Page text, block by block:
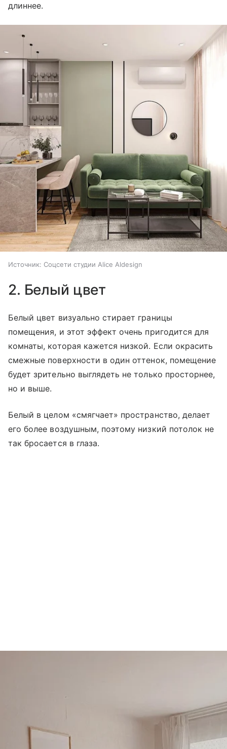
длиннее.
Источник: Соцсети студии Alice Aldesign
2. Белый цвет
Белый цвет визуально стирает границы
помещения, и этот эффект очень пригодится для
комнаты, которая кажется низкой. Если окрасить
смежные поверхности в один оттенок, помещение
будет зрительно выглядеть не только просторнее,
но и выше.
Белый в целом «смягчает» пространство, делает
его более воздушным, поэтому низкий потолок не
так бросается в глаза.